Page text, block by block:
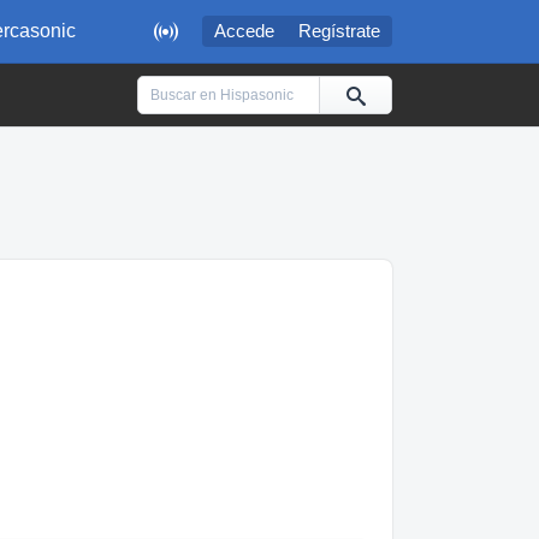
 Accede Regístrate